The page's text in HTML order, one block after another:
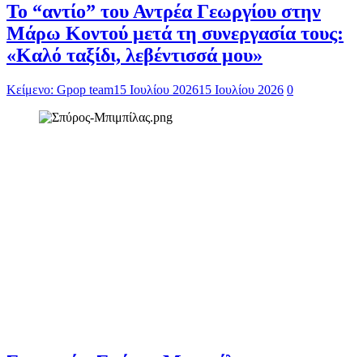
Το “αντίο” του Αντρέα Γεωργίου στην
Μάρω Κοντού μετά τη συνεργασία τους:
«Καλό ταξίδι, λεβέντισσά μου»
Κείμενο: Gpop team15 Ιουλίου 202615 Ιουλίου 2026 0